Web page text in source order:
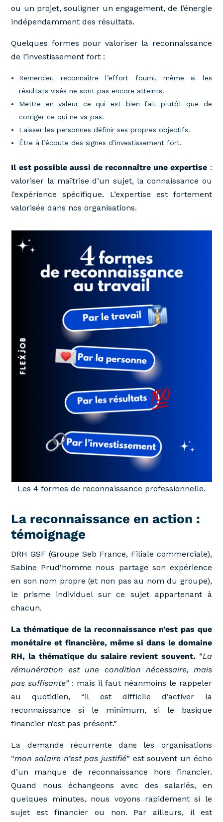
ou un projet, souligner un engagement, de l’énergie
indépendamment des résultats.
Quelques formes pour valoriser la reconnaissance
de l’investissement fort :
Remercier, reconnaître l’effort fourni, même si les
résultats visés ne sont pas encore atteints.
Mettre en valeur ce qui est bien fait plutôt que de
corriger ce qui ne va pas.
Laisser les personnes définir ses propres objectifs.
Être à l’écoute des signes d’investissement fort.
Il est possible aussi de reconnaître une expertise :
valoriser la maîtrise d’un sujet, la connaissance ou
l’expérience spécifique. L’expertise est fortement
valorisée dans nos organisations.
Les 4 formes de reconnaissance professionnelle.
La reconnaissance en action :
témoignage
DRH GSF (Groupe Seb France, Filiale commerciale),
Sabine Prud’homme nous partage son expérience
en son nom propre (et non pas au nom du groupe),
le prisme individuel sur ce sujet appartenant à
chacun.
La thématique de la reconnaissance n’est pas que
monétaire et financière, même si dans le domaine
RH, la thématique du salaire revient souvent. “La
rémunération est une condition nécessaire, mais
pas suffisante” : mais il faut néanmoins le rappeler
au quotidien, “il est difficile d’activer la
reconnaissance si le minimum, si le basique
financier n’est pas présent.”
La demande récurrente dans les organisations
“mon salaire n’est pas justifié” est souvent un écho
d’un manque de reconnaissance hors financier.
Quand nous échangeons avec des salariés, en
quelques minutes, nous voyons rapidement si le
sujet est financier ou non. Par ailleurs, il est